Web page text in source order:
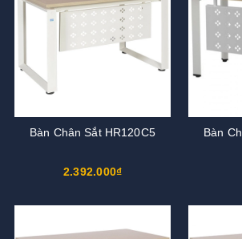
Bàn Chân Sắt HR120C5
2.392.000₫
Bàn